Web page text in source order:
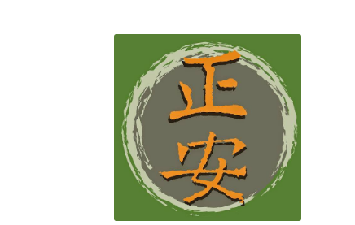
覽
列
要
內
容